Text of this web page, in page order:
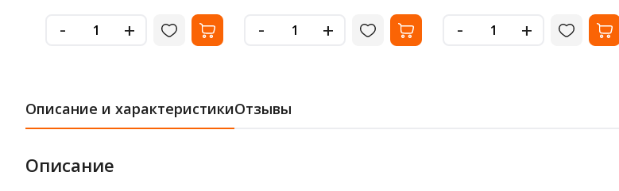
- + - + - +
Описание и характеристикиОтзывы
Описание